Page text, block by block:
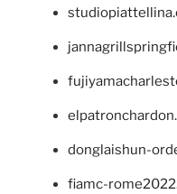
donglaishun-
fiamc-